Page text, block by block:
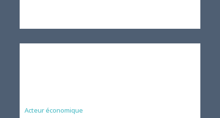
Acteur économique